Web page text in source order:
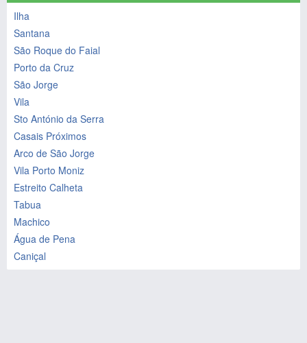
Ilha
Santana
São Roque do Faial
Porto da Cruz
São Jorge
Vila
Sto António da Serra
Casais Próximos
Arco de São Jorge
Vila Porto Moniz
Estreito Calheta
Tabua
Machico
Água de Pena
Caniçal